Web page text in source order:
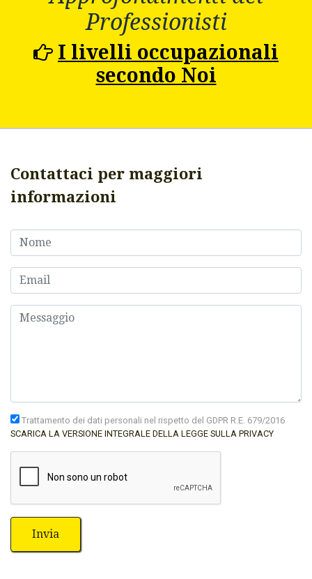
Professionisti
I livelli occupazionali
secondo Noi
Contattaci per maggiori
informazioni
Trattamento dei dati personali nel rispetto del GDPR R.E. 679/2016
SCARICA LA VERSIONE INTEGRALE DELLA LEGGE SULLA PRIVACY